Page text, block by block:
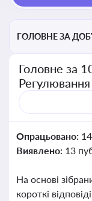
ГОЛОВНЕ ЗА
Головне за
Регулювання
Опрацьовано:
Виявлено: 13
На основі
короткі